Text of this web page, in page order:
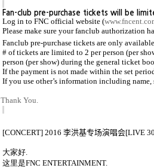
Fan-club pre-purchase tickets will be
Log in to FNC official website (
Please make sure your fanclub authorization
Fanclub pre-purchase tickets are only
# of tickets are limited to 2 per person (per
person (per show) during the general ticket
If the payment is not made within the set
If you use other’s information including
Thank You.
[CONCERT] 2016 李洪基专场演唱会[LIVE
大家好
这里是FNC ENTERTAINMENT.